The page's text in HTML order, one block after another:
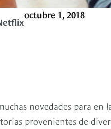
octubre 1, 2018
novedades para en
provenientes de